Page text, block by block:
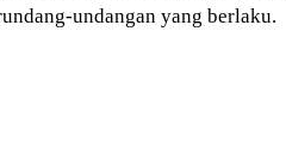
undangan yang berlaku.